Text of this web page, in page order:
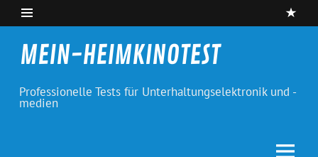
Skip
content
MEIN-HEIMKINOTEST
Professionelle Tests für Unterhaltungselektronik und -
medien